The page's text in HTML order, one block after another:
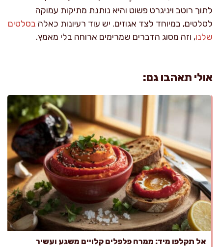
לתוך רוטב ויניגרט פשוט והיא נותנת מתיקות עמוקה
לסלטים, במיוחד לצד אגוזים. יש עוד רעיונות כאלה בסלטים
שלנו, וזה מסוג הדברים שמרימים ארוחה בלי מאמץ.
אולי תאהבו גם:
אל תקלפו מיד: ממרח פלפלים קלויים משגע ועשיר